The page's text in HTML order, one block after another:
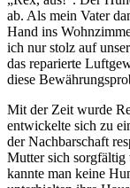
ab. Als mein Vater
Hand ins
ich nur stolz auf
das reparierte
diese
Mit der Zeit wurde
entwickelte sich zu
der Nachbarschaft
Mutter sich sorgfältig
kannte man keine